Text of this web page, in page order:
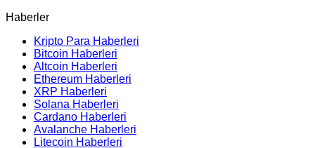
Haberler
Kripto Para Haberleri
Bitcoin Haberleri
Altcoin Haberleri
Ethereum Haberleri
XRP Haberleri
Solana Haberleri
Cardano Haberleri
Avalanche Haberleri
Litecoin Haberleri